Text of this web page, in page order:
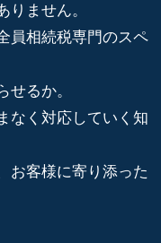
りません。
員相続税専門のスペ
るか。
なく対応していく知
お客様に寄り添った